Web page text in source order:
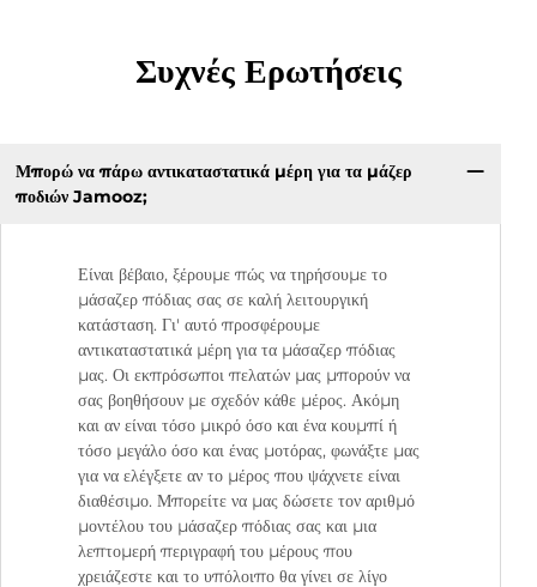
Συχνές Ερωτήσεις
Μπορώ να πάρω αντικαταστατικά μέρη για τα μάζερ
ποδιών Jamooz;
Είναι βέβαιο, ξέρουμε πώς να τηρήσουμε το
μάσαζερ πόδιας σας σε καλή λειτουργική
κατάσταση. Γι' αυτό προσφέρουμε
αντικαταστατικά μέρη για τα μάσαζερ πόδιας
μας. Οι εκπρόσωποι πελατών μας μπορούν να
σας βοηθήσουν με σχεδόν κάθε μέρος. Ακόμη
και αν είναι τόσο μικρό όσο και ένα κουμπί ή
τόσο μεγάλο όσο και ένας μοτόρας, φωνάξτε μας
για να ελέγξετε αν το μέρος που ψάχνετε είναι
διαθέσιμο. Μπορείτε να μας δώσετε τον αριθμό
μοντέλου του μάσαζερ πόδιας σας και μια
λεπτομερή περιγραφή του μέρους που
χρειάζεστε και το υπόλοιπο θα γίνει σε λίγο